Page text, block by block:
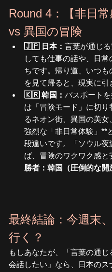
Round 4：【非日
vs 異国の冒険
🇯🇵 日本： 言葉が通じ
しても仕事の話や、日
ちです。帰り道、いつ
を見て帰ると、現実に引
🇰🇷 韓国： パスポート
は「冒険モード」に切
るネオン街、異国の美
強烈な「非日常体験」**
段違いです。「ソウル
ば、冒険のワクワク感と
勝者：韓国（圧倒的な開
最終結論：今週末
行く？
もしあなたが、「言葉の通
会話したい」なら、日本の